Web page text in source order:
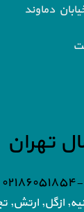
دماوند
تهران
ازگل, ارتش,